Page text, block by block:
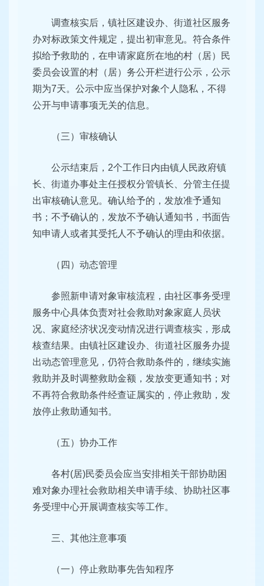
调查核实后，镇社区建设办、街道社区服务
办对标政策文件规定，提出初审意见。符合条件
拟给予救助的，在申请家庭所在地的村（居）民
委员会设置的村（居）务公开栏进行公示，公示
期为7天。公示中应当保护对象个人隐私，不得
公开与申请事项无关的信息。
（三）审核确认
公示结束后，2个工作日内由镇人民政府镇
长、街道办事处主任授权分管镇长、分管主任提
出审核确认意见。确认给予的，发放准予通知
书；不予确认的，发放不予确认通知书，书面告
知申请人或者其受托人不予确认的理由和依据。
（四）动态管理
参照新申请对象审核流程，由社区事务受理
服务中心具体负责对社会救助对象家庭人员状
况、家庭经济状况变动情况进行调查核实，形成
核查结果。由镇社区建设办、街道社区服务办提
出动态管理意见，仍符合救助条件的，继续实施
救助并及时调整救助金额，发放变更通知书；对
不再符合救助条件经查证属实的，停止救助，发
放停止救助通知书。
（五）协办工作
各村(居)民委员会应当安排相关干部协助困
难对象办理社会救助相关申请手续、协助社区事
务受理中心开展调查核实等工作。
三、其他注意事项
（一）停止救助事先告知程序